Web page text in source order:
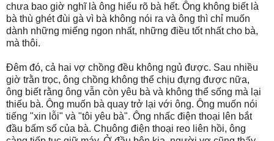
chưa bao giờ nghĩ là ông hiểu rõ bà hết. Ông không biết là
bà thù ghét đùi gà vì bà không nói ra và ông thì chỉ muốn
dành những miếng ngon nhất, những điều tốt nhất cho bà,
mà thôi.
Đêm đó, cả hai vợ chồng đều không ngủ được. Sau nhiều
giờ trằn trọc, ông chồng không thể chịu đựng được nữa,
ông biết rằng ông vẫn còn yêu bà và không thể sống mà lại
thiếu bà. Ông muốn bà quay trở lại với ông. Ông muốn nói
tiếng "xin lỗi" và "tôi yêu bà". Ông nhấc điện thoại lên bắt
đầu bấm số của bà. Chuông điện thoại reo liên hồi, ông